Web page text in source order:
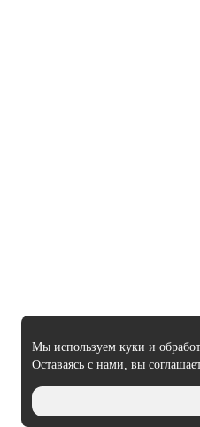
Мы используем куки и
Оставаясь с нами, вы